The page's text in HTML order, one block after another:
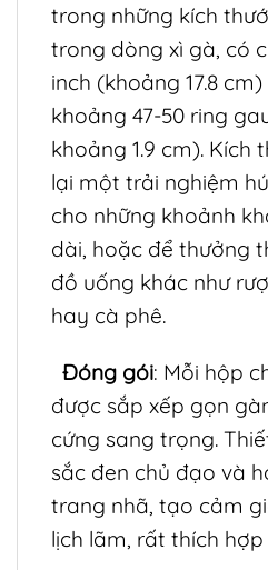
trong những kích
trong dòng xì gà, có
inch (khoảng 17.8
khoảng 47-50 ring
khoảng 1.9 cm). Kích
lại một trải nghiệm
cho những khoảnh
dài, hoặc để thưởng
đồ uống khác như
hay cà phê.
Đóng gói: Mỗi hộp
được sắp xếp gọn
cứng sang trọng.
sắc đen chủ đạo và
trang nhã, tạo cảm
lịch lãm, rất thích